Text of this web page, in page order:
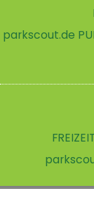
parkscout.de